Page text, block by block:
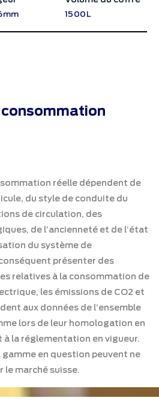
1500L
réelle dépendent de
du style de conduite du
de circulation, des
de l’ancienneté et de l’état
du système de
présenter des
relatives à la consommation de
les émissions de CO2 et
aux données de l’ensemble
lors de leur homologation en
la réglementation en vigueur.
en question peuvent ne
le marché suisse.